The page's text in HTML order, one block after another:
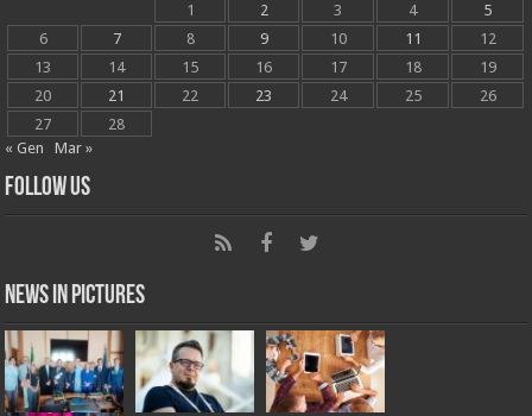
1
2 3 4
5
6
7 8 9 10 11
12
13
14 15 16 17 18
19
20
21 22 23 24 25
26
27
28
« Gen
Mar »
Follow Us
News in Pictures